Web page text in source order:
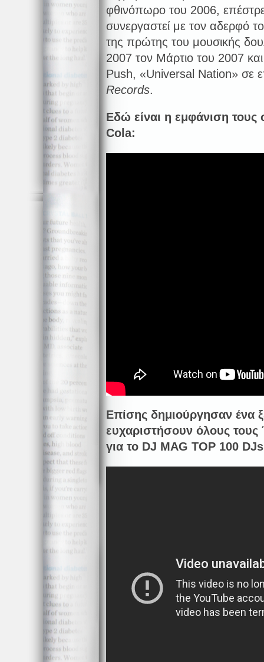
φθινόπωρο του 2006,
συνεργαστεί με τον αδερφό
της πρώτης του μουσικής
2007 τον Μάρτιο του 2007
Push, «Universal Nation» σε
Records.
Εδώ είναι η εμφάνιση τους
Cola:
Επίσης δημιούργησαν ένα
ευχαριστήσουν όλους
για το DJ MAG TOP 100 DJs